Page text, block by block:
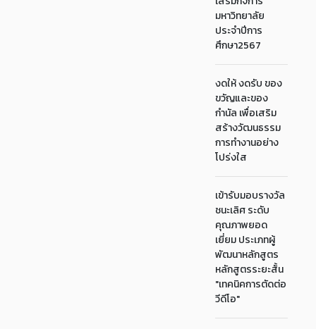
มหาวิทยาลัย
ประจำปีการ
ศึกษา2567
งดให้ งดรับ ของ
ขวัญและของ
กำนัล เพื่อเสริม
สร้างวัฒนธรรม
การทำงานอย่าง
โปร่งใส
เข้ารับมอบรางวัล
ชนะเลิศ ระดับ
คุณภาพยอด
เยี่ยม ประเภทผู้
พัฒนาหลักสูตร
หลักสูตรระยะสั้น
"เทคนิคการตัดต่อ
วีดีโอ"